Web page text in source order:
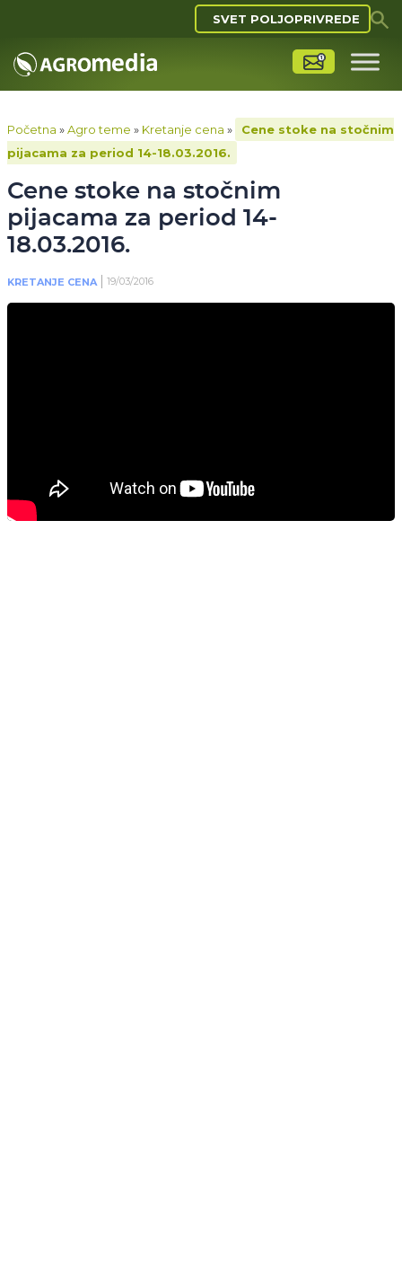
SVET POLJOPRIVREDE
Početna »Agro teme » Kretanje cena »
Cene stoke na stočnim
pijacama za period 14-18.03.2016.
Cene stoke na stočnim
pijacama za period 14-
18.03.2016.
KRETANJE CENA 19/03/2016